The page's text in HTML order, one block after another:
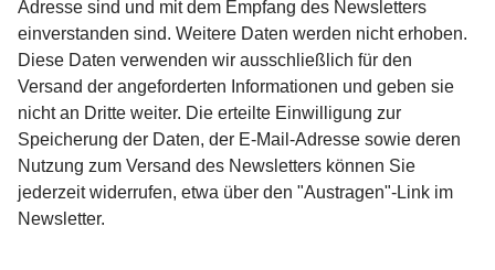
Adresse sind und mit dem Empfang des Newsletters
einverstanden sind. Weitere Daten werden nicht erhoben.
Diese Daten verwenden wir ausschließlich für den
Versand der angeforderten Informationen und geben sie
nicht an Dritte weiter. Die erteilte Einwilligung zur
Speicherung der Daten, der E-Mail-Adresse sowie deren
Nutzung zum Versand des Newsletters können Sie
jederzeit widerrufen, etwa über den "Austragen"-Link im
Newsletter.